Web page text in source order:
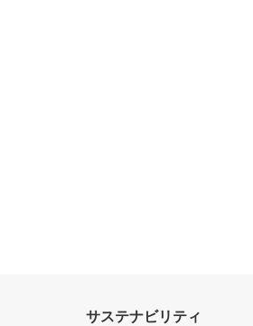
サステナビリティ